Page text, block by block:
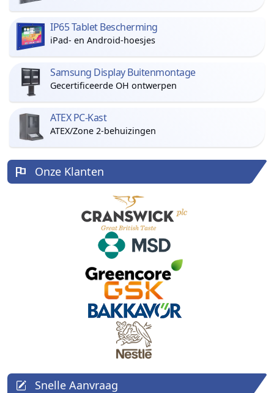
IP65 Tablet Bescherming
iPad- en Android-hoesjes
Samsung Display Buitenmontage
Gecertificeerde OH ontwerpen
ATEX PC-Kast
ATEX/Zone 2-behuizingen
Onze Klanten
Snelle Aanvraag